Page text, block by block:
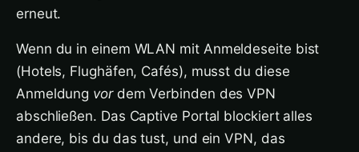
erneut.
Wenn du in einem WLAN mit Anmeldeseite bist
(Hotels, Flughäfen, Cafés), musst du diese
Anmeldung vordem Verbinden des VPN
abschließen. Das Captive Portal blockiert alles
andere, bis du das tust, und ein VPN, das